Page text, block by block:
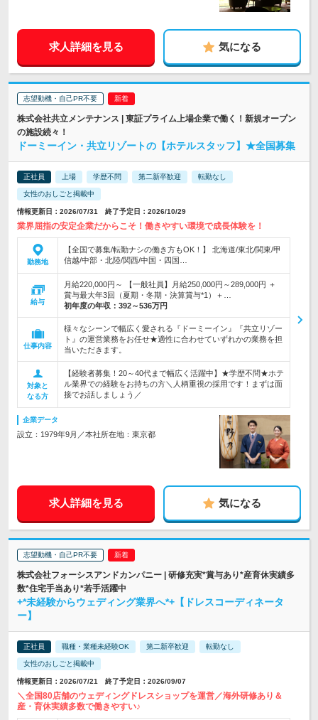
求人詳細を見る 気になる
志望動機・自己PR不要
株式会社共立メンテナンス | 東証プライム上場企業で働く！新規オープン
の施設続々！
ドーミーイン・共立リゾートの【ホテルスタッフ】★全国募集
正社員 上場 学歴不問 第二新卒歓迎 転勤なし
女性のおしごと掲載中
情報更新日：2026/07/31 終了予定日：2026/10/29
業界屈指の安定企業だからこそ！働きやすい環境で成長体験を！
勤務地
【全国で募集/転勤ナシの働き方もOK！】 北海道/東北/関東/甲
信越/中部・北陸/関西/中国・四国…
給与
月給220,000円～ 【一般社員】月給250,000円～289,000円 ＋
賞与最大年3回（夏期・冬期・決算賞与*1）＋…
初年度の年収： 392～536万円
仕事内容
様々なシーンで幅広く愛される『ドーミーイン』『共立リゾー
ト』の運営業務をお任せ★適性に合わせていずれかの業務を担
当いただきます。
対象と
なる方
【経験者募集！20～40代まで幅広く活躍中】★学歴不問★ホテ
ル業界での経験をお持ちの方＼人柄重視の採用です！まずは面
接でお話しましょう／
企業データ
設立：1979年9月／本社所在地：東京都
求人詳細を見る 気になる
志望動機・自己PR不要
株式会社フォーシスアンドカンパニー | 研修充実*賞与あり*産育休実績多
数*住宅手当あり*若手活躍中
+*未経験からウェディング業界へ*+【ドレスコーディネータ
ー】
正社員 職種・業種未経験OK 第二新卒歓迎 転勤なし
女性のおしごと掲載中
情報更新日：2026/07/21 終了予定日：2026/09/07
＼全国80店舗のウェディングドレスショップを運営／海外研修あり＆
産・育休実績多数で働きやすい♪